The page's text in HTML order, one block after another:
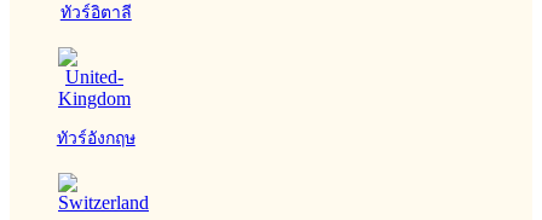
ทัวร์อิตาลี
ทัวร์อังกฤษ